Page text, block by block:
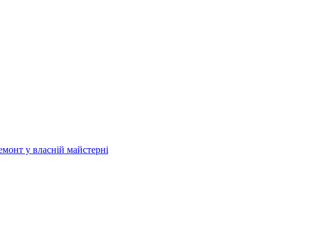
у власній майстерні